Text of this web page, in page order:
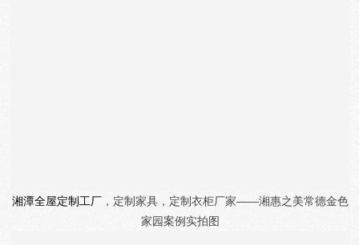
湘潭全屋定制工厂 ，定制家具，定制衣柜厂家——湘惠之美常德金色
家园案例实拍图